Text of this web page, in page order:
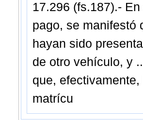
17.296 (fs.187).-
pago, se manifestó
hayan sido
de otro vehículo, y
que,
matrícu